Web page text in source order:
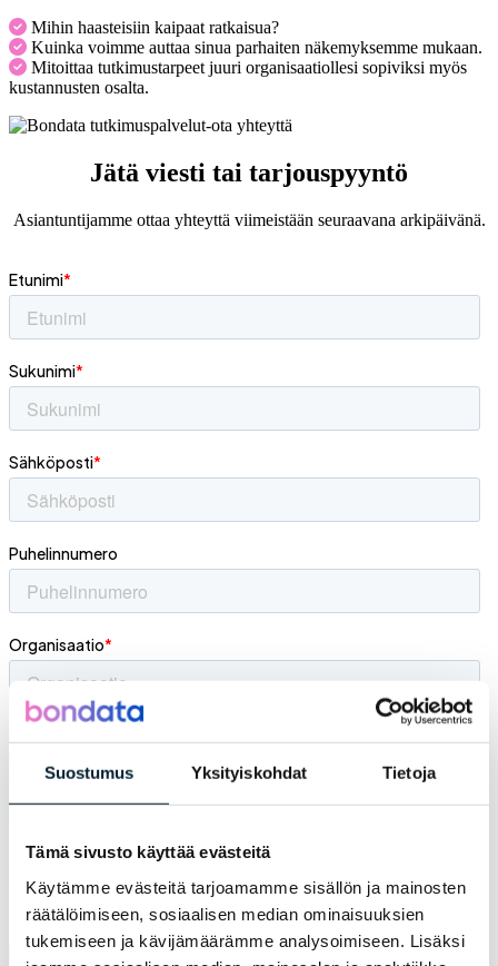
Suostumus Yksityiskohdat Tietoja
Tämä sivusto käyttää evästeitä
Käytämme evästeitä tarjoamamme sisällön ja mainosten
räätälöimiseen, sosiaalisen median ominaisuuksien
tukemiseen ja kävijämäärämme analysoimiseen. Lisäksi
Mihin haasteisiin kaipaat ratkaisua?​
Kuinka voimme auttaa sinua parhaiten näkemyksemme mukaan.​
Mitoittaa tutkimustarpeet juuri organisaatiollesi sopiviksi myös
kustannusten osalta.​
Jätä viesti tai tarjouspyyntö
Asiantuntijamme ottaa yhteyttä viimeistään seuraavana arkipäivänä.